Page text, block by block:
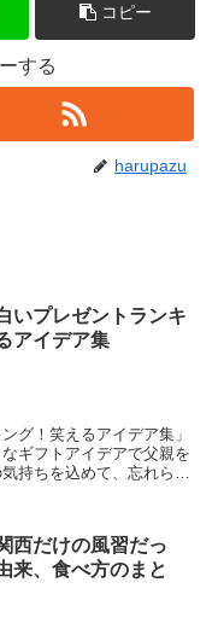
コピー
する
harupazu
いプレゼントランキ
アイデア集
グ！笑えるアイデア集」
ギフトアイデアで父親を
持ちを込めて、忘れられ
西だけの風習だっ
来、食べ方のまと